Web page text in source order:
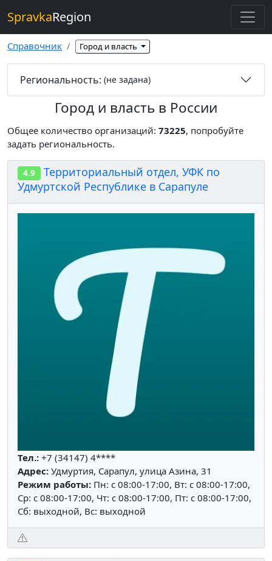
SpravkaRegion
Справочник Город и власть
Региональность: (не задана)
Город и власть в России
Общее количество организаций: 73225, попробуйте
задать региональность.
4.9
Территориальный отдел, УФК по
Удмуртской Республике в Сарапуле
Тел.: +7 (34147) 4****
Адрес: Удмуртия, Сарапул, улица Азина, 31
Режим работы: Пн: c 08:00-17:00, Вт: c 08:00-17:00,
Ср: c 08:00-17:00, Чт: c 08:00-17:00, Пт: c 08:00-17:00,
Сб: выходной, Вс: выходной